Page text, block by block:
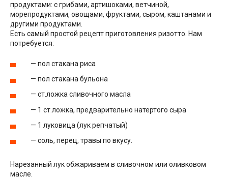
продуктами: с грибами, артишоками, ветчиной,
морепродуктами, овощами, фруктами, сыром, каштанами и
другими продуктами.
Есть самый простой рецепт приготовления ризотто. Нам
потребуется:
— пол стакана риса
— пол стакана бульона
— ст.ложка сливочного масла
— 1 ст.ложка, предварительно натертого сыра
— 1 луковица (лук репчатый)
— соль, перец, травы по вкусу.
Нарезанный лук обжариваем в сливочном или оливковом
масле.